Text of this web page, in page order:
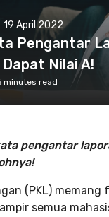
19 April 2022
Pengantar
Nilai A!
minutes read
pengantar
(PKL) memang
semua